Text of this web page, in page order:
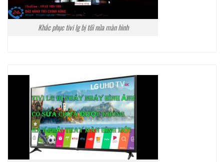
Khắc phục tivi lg bị tối nửa màn hình